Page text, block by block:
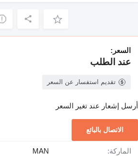
السعر:
عند الطلب
تقديم استفسار عن السعر
أرسل إشعار عند تغير السعر
الاتصال بالبائع
الماركة: MAN